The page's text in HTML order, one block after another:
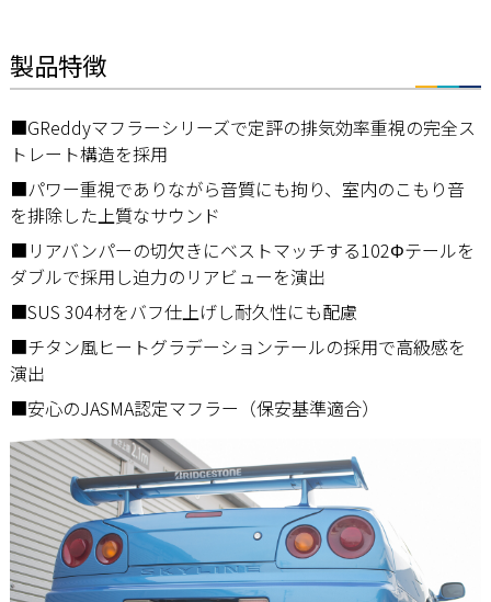
製品特徴
■GReddyマフラーシリーズで定評の排気効率重視の完全ス
トレート構造を採用
■パワー重視でありながら音質にも拘り、室内のこもり音
を排除した上質なサウンド
■リアバンパーの切欠きにベストマッチする102Φテールを
ダブルで採用し迫力のリアビューを演出
■SUS 304材をバフ仕上げし耐久性にも配慮
■チタン風ヒートグラデーションテールの採用で高級感を
演出
■安心のJASMA認定マフラー（保安基準適合）